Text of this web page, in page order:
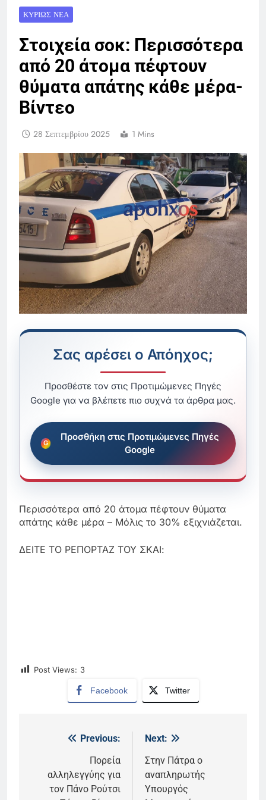
ΚΥΡΊΩΣ ΝΈΑ
Στοιχεία σοκ: Περισσότερα
από 20 άτομα πέφτουν
θύματα απάτης κάθε μέρα-
Βίντεο
28 Σεπτεμβρίου 2025 1 Mins
Σας αρέσει ο Απόηχος;
Προσθέστε τον στις Προτιμώμενες Πηγές
Google για να βλέπετε πιο συχνά τα άρθρα μας.
Προσθήκη στις Προτιμώμενες Πηγές
Google
Περισσότερα από 20 άτομα πέφτουν θύματα
απάτης κάθε μέρα – Μόλις το 30% εξιχνιάζεται.
ΔΕΙΤΕ ΤΟ ΡΕΠΟΡΤΑΖ ΤΟΥ ΣΚΑΙ:
Post Views: 3
Facebook Twitter
ΠλοήγησηPrevious:
Πορεία
αλληλεγγύης για
τον Πάνο Ρούτσι
Next:
Στην Πάτρα ο
αναπληρωτής
Υπουργός